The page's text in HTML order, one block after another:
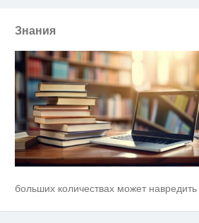
Знания
больших количествах может
пересмотришь не раз